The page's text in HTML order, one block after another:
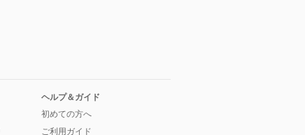
ヘルプ＆ガイド
初めての方へ
ご利用ガイド